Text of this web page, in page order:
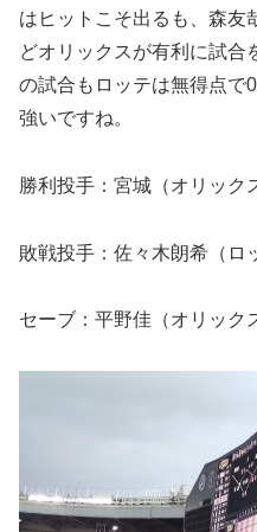
はヒットこそ出るも、森友
どオリックスが有利に試合
の試合もロッテは無得点で
強いですね。
勝利投手：宮城（オリック
敗戦投手：佐々木朗希（ロ
セーブ：平野佳（オリック